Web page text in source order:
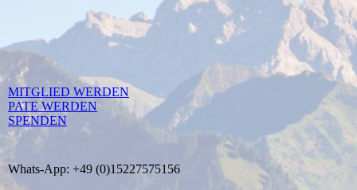
MITGLIED WERDEN
PATE WERDEN
SPENDEN
Whats-App: +49 (0)15227575156